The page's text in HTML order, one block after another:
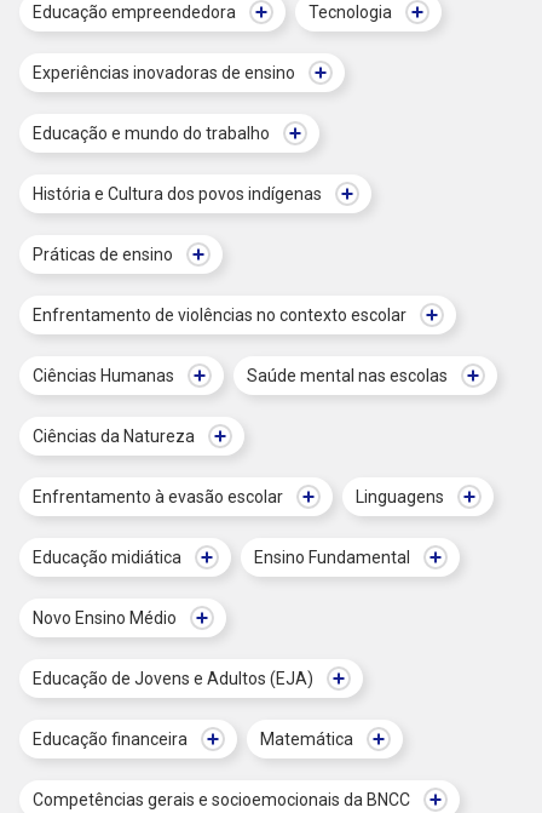
Educação empreendedora Tecnologia
Experiências inovadoras de ensino
Educação e mundo do trabalho
História e Cultura dos povos indígenas
Práticas de ensino
Enfrentamento de violências no contexto escolar
Ciências Humanas Saúde mental nas escolas
Ciências da Natureza
Enfrentamento à evasão escolar Linguagens
Educação midiática Ensino Fundamental
Novo Ensino Médio
Educação de Jovens e Adultos (EJA)
Educação financeira Matemática
Competências gerais e socioemocionais da BNCC